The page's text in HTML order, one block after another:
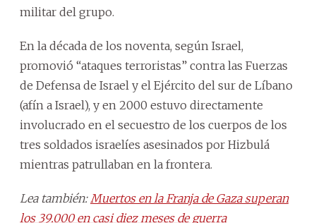
militar del grupo.
En la década de los noventa, según Israel,
promovió “ataques terroristas” contra las Fuerzas
de Defensa de Israel y el Ejército del sur de Líbano
(afín a Israel), y en 2000 estuvo directamente
involucrado en el secuestro de los cuerpos de los
tres soldados israelíes asesinados por Hizbulá
mientras patrullaban en la frontera.
Lea también: Muertos en la Franja de Gaza superan
los 39.000 en casi diez meses de guerra